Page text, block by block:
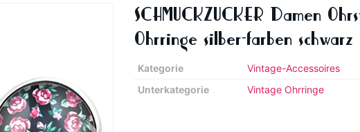
SCHMUCKZUCKER Damen
Ohrringe silber-farben schwarz
Kategorie
Vintage-Accessoires
Unterkategorie
Vintage Ohrringe